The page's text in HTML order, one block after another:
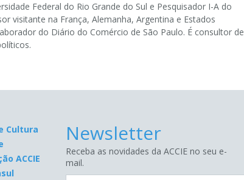
Federal do Rio Grande do Sul e Pesquisador I-A do
visitante na França, Alemanha, Argentina e Estados
do Diário do Comércio de São Paulo. É consultor de
Cultura
ACCIE
Newsletter
Receba as novidades da ACCIE no seu e-
mail.